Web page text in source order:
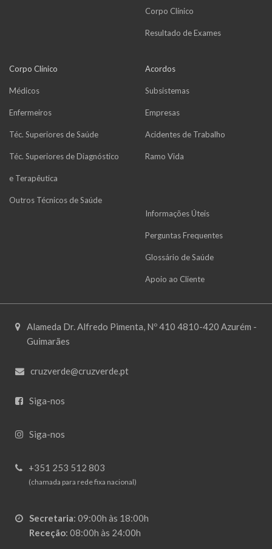
Corpo Clínico
Resultado de Exames
Corpo Clínico
Médicos
Enfermeiros
Téc. Superiores de Saúde
Téc. Superiores de Diagnóstico
e Terapêutica
Outros Técnicos de Saúde
Acordos
Subsistemas
Empresas
Acidentes de Trabalho
Ramo Vida
Informações Úteis
Perguntas Frequentes
Glossário de Saúde
Apoio ao Cliente
Alameda Dr. Alfredo Pimenta, Nº 410 4810-420 Azurém -
Guimarães
cruzverde@cruzverde.pt
Siga-nos
Siga-nos
+351 253 512 803
(chamada para rede fixa nacional)
Secretaria: 09:00h às 18:00h
Receção: 08:00h às 24:00h